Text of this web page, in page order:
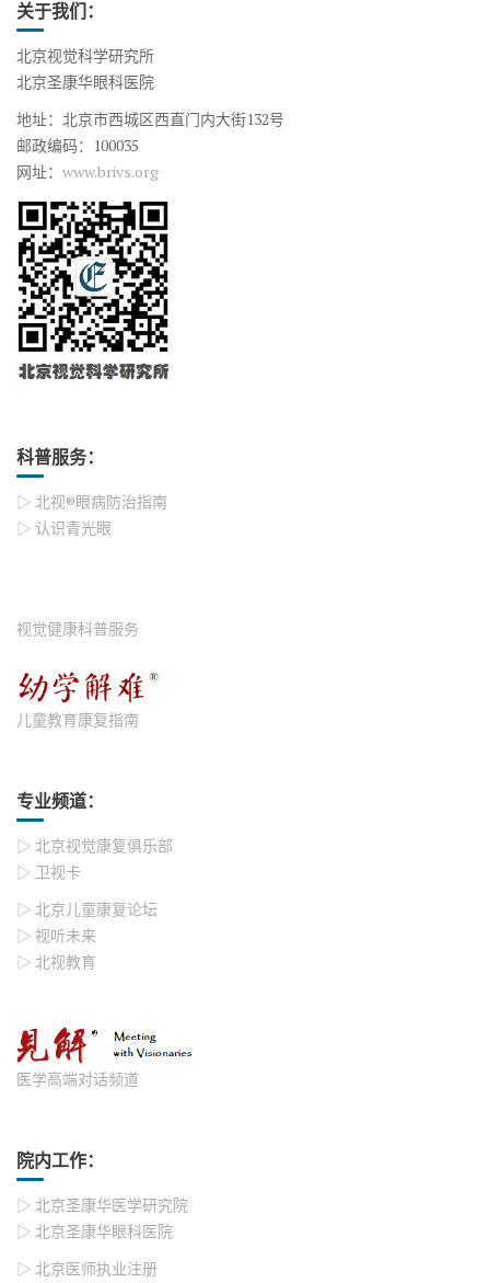
关于我们：
北京视觉科学研究所
北京圣康华眼科医院
地址：北京市西城区西直门内大街132号
邮政编码：100035
网址： www.brivs.org
科普服务：
▷ 北视®眼病防治指南
▷ 认识青光眼
视觉健康科普服务
儿童教育康复指南
专业频道：
▷ 北京视觉康复俱乐部
▷ 卫视卡
▷ 北京儿童康复论坛
▷ 视听未来
▷ 北视教育
医学高端对话频道
院内工作：
▷ 北京圣康华医学研究院
▷ 北京圣康华眼科医院
▷ 北京医师执业注册